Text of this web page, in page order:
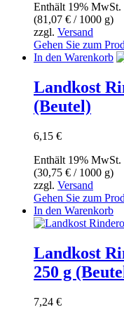
Enthält 19% MwSt.
(81,07 € / 1000 g)
zzgl. Versand
Gehen Sie zum
In den Warenkorb
Landkost
(Beutel)
6,15 €
Enthält 19% MwSt.
(30,75 € / 1000 g)
zzgl. Versand
Gehen Sie zum
In den Warenkorb
Landkost
250 g
7,24 €